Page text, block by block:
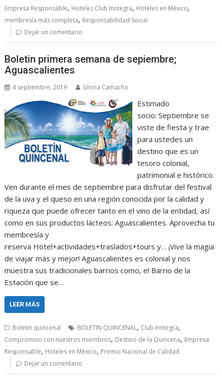
Empresa Responsable, Hoteles Club Inntegra, Hoteles en México,
membresía más completa, Responsabilidad Social
Dejar un comentario
Boletin primera semana de sepiembre;
Aguascalientes
4 septiembre, 2019 Gloria Camacho
Estimado
socio: Septiembre se
viste de fiesta y trae
para ustedes un
destino que es un
tesoro colonial,
patrimonial e histórico.
Ven durante el mes de septiembre para disfrutar del festival
de la uva y el queso en una región conocida por la calidad y
riqueza que puede ofrecer tanto en el vino de la entidad, así
como en sus productos lácteos: Aguascalientes. Aprovecha tu
membresía y
reserva Hotel+actividades+traslados+tours y… ¡Vive la magia
de viajar más y mejor! Aguascalientes es colonial y nos
muestra sus tradicionales barrios como, el Barrio de la
Estación que se…
LEER MÁS
Boletin quincenal BOLETIN QUINCENAL, Club Inntegra,
Compromiso con nuestros miembros, Destino de la Quincena, Empresa
Responsable, Hoteles en México, Premio Nacional de Calidad
Dejar un comentario